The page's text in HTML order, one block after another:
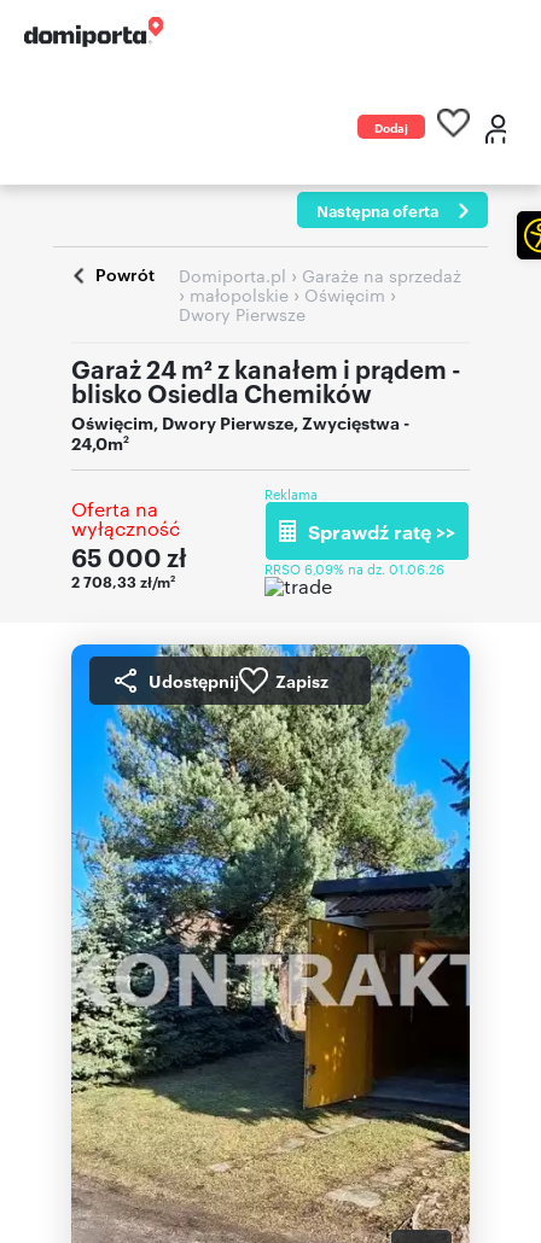
Dodaj
Następna oferta
Powrót Domiporta.pl › Garaże na sprzedaż
› małopolskie › Oświęcim ›
Dwory Pierwsze
Garaż 24 m² z kanałem i prądem -
blisko Osiedla Chemików
Oświęcim, Dwory Pierwsze,Zwycięstwa-
24,0m2
Oferta na
wyłączność
65 000 zł
2 708,33 zł/m2
Reklama
Sprawdź ratę >>
RRSO 6,09% na dz. 01.06.26
Udostępnij Zapisz